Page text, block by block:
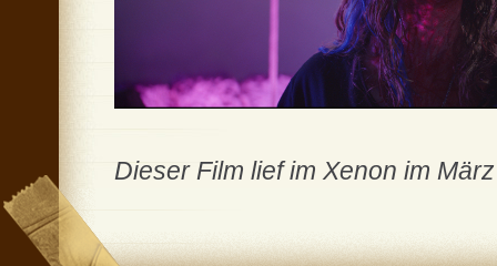
Dieser Film lief im Xenon im